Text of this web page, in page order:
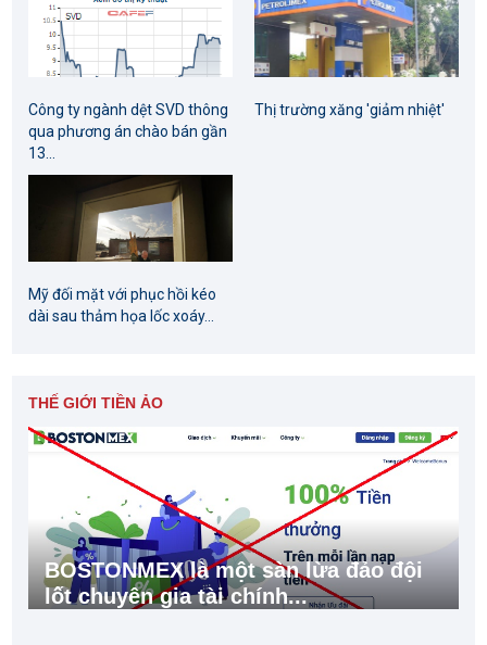
Công ty ngành dệt SVD thông
qua phương án chào bán gần
13...
Thị trường xăng 'giảm nhiệt'
Mỹ đối mặt với phục hồi kéo
dài sau thảm họa lốc xoáy...
THẾ GIỚI TIỀN ẢO
BOSTONMEX là một sàn lừa đảo đội
lốt chuyên gia tài chính...